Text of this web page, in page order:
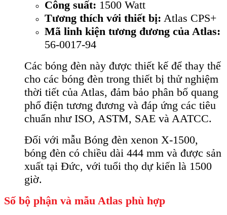
Công suất: 1500 Watt
Tương thích với thiết bị: Atlas CPS+
Mã linh kiện tương đương của Atlas:
56-0017-94
Các bóng đèn này được thiết kế để thay thế
cho các bóng đèn trong thiết bị thử nghiệm
thời tiết của Atlas, đảm bảo phân bố quang
phổ điện tương đương và đáp ứng các tiêu
chuẩn như ISO, ASTM, SAE và AATCC.
Đối với mẫu Bóng đèn xenon X-1500,
bóng đèn có chiều dài 444 mm và được sản
xuất tại Đức, với tuổi thọ dự kiến là 1500
giờ.
Số bộ phận và mẫu Atlas phù hợp